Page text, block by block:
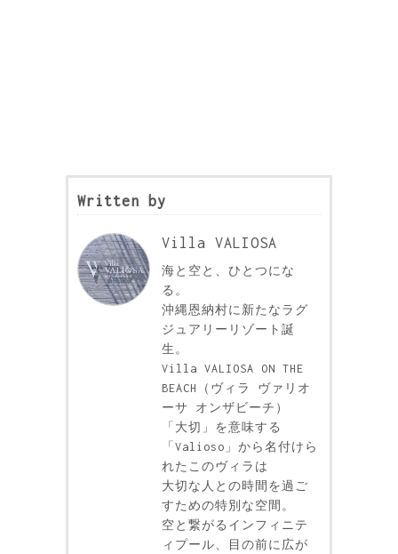
Written by
Villa VALIOSA
海と空と、ひとつにな
る。
沖縄恩納村に新たなラグ
ジュアリーリゾート誕
生。
Villa VALIOSA ON THE
BEACH（ヴィラ ヴァリオ
ーサ オンザビーチ）
「大切」を意味する
「Valioso」から名付けら
れたこのヴィラは
大切な人との時間を過ご
すための特別な空間。
空と繋がるインフィニテ
ィプール、目の前に広が